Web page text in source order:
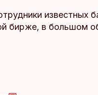
известных
бирже, в большом